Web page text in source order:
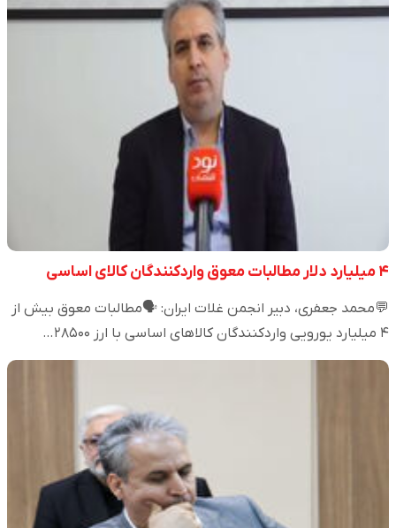
۴ میلیارد دلار مطالبات معوق واردکنندگان کالای اساسی
💬محمد جعفری، دبیر انجمن غلات ایران: 🗣️مطالبات معوق بیش از
۴ میلیارد یورویی واردکنندگان کالاهای اساسی با ارز ۲۸۵۰۰…